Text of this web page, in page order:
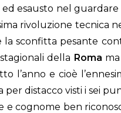
esausto nel guardare
rivoluzione tecnica
sconfitta pesante
della Roma
e cioè
per distacco visti i sei
cognome ben